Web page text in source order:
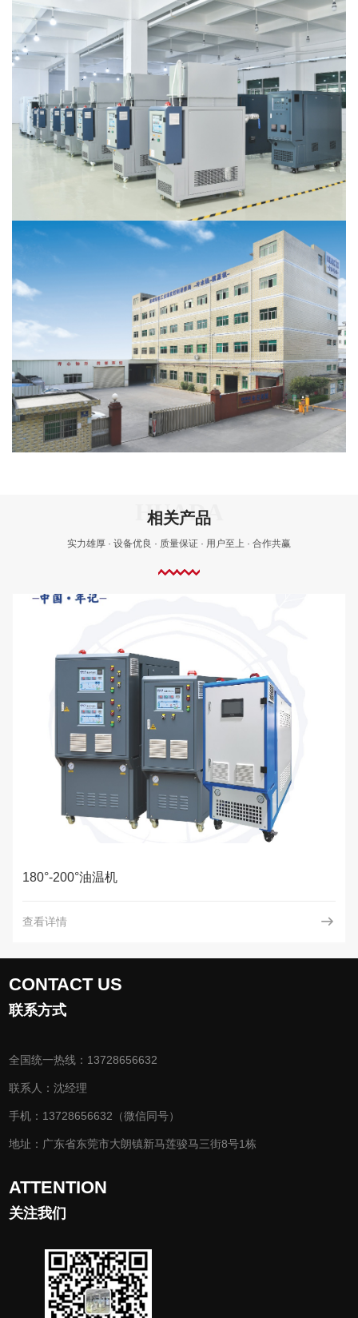
相关产品
实力雄厚 · 设备优良 · 质量保证 · 用户至上 · 合作共赢
180°-200°油温机
查看详情
CONTACT US
联系方式
全国统一热线：13728656632
联系人：沈经理
手机：13728656632（微信同号）
地址：广东省东莞市大朗镇新马莲骏马三街8号1栋
ATTENTION
关注我们